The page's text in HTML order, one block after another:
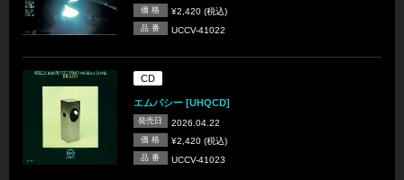
価 格 ¥2,420 (税込)
品 番 UCCV-41022
CD
エムパシー [UHQCD]
発売日 2026.04.22
価 格 ¥2,420 (税込)
品 番 UCCV-41023